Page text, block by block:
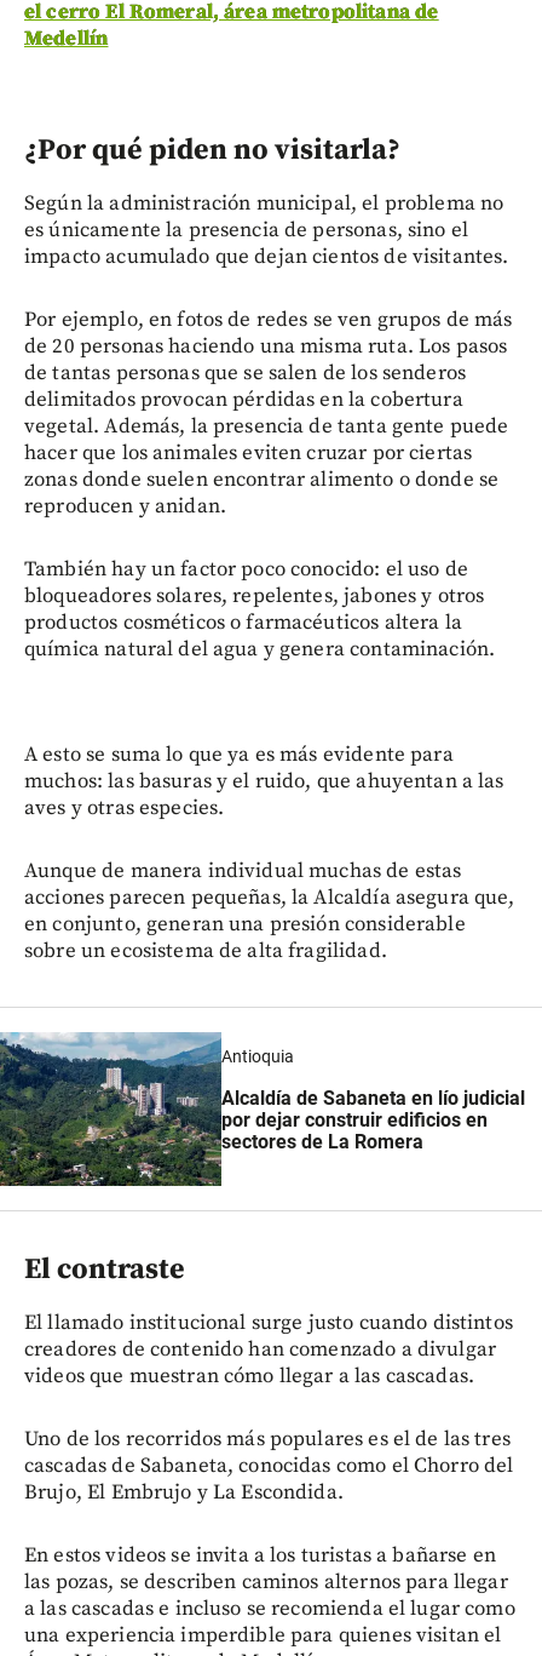
el cerro El Romeral, área metropolitana de
Medellín
¿Por qué piden no visitarla?
Según la administración municipal, el problema no
es únicamente la presencia de personas, sino el
impacto acumulado que dejan cientos de visitantes.
Por ejemplo, en fotos de redes se ven grupos de más
de 20 personas haciendo una misma ruta. Los pasos
de tantas personas que se salen de los senderos
delimitados provocan pérdidas en la cobertura
vegetal. Además, la presencia de tanta gente puede
hacer que los animales eviten cruzar por ciertas
zonas donde suelen encontrar alimento o donde se
reproducen y anidan.
También hay un factor poco conocido: el uso de
bloqueadores solares, repelentes, jabones y otros
productos cosméticos o farmacéuticos altera la
química natural del agua y genera contaminación.
A esto se suma lo que ya es más evidente para
muchos: las basuras y el ruido, que ahuyentan a las
aves y otras especies.
Aunque de manera individual muchas de estas
acciones parecen pequeñas, la Alcaldía asegura que,
en conjunto, generan una presión considerable
sobre un ecosistema de alta fragilidad.
Antioquia
Alcaldía de Sabaneta en lío judicial
por dejar construir edificios en
sectores de La Romera
El contraste
El llamado institucional surge justo cuando distintos
creadores de contenido han comenzado a divulgar
videos que muestran cómo llegar a las cascadas.
Uno de los recorridos más populares es el de las tres
cascadas de Sabaneta, conocidas como el Chorro del
Brujo, El Embrujo y La Escondida.
En estos videos se invita a los turistas a bañarse en
las pozas, se describen caminos alternos para llegar
a las cascadas e incluso se recomienda el lugar como
una experiencia imperdible para quienes visitan el